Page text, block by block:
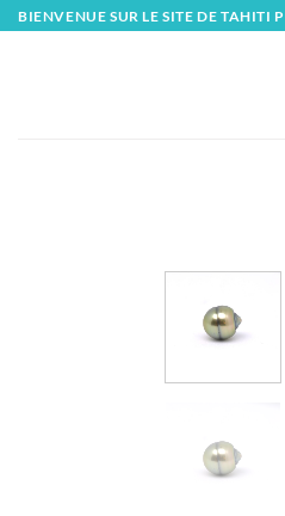
SkipBIENVENUE SUR LE SITE DE TAHITI